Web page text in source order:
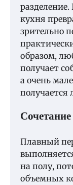
разделение.
кухня
зрительно
образом,
получает
а очень
получается
Плавный
на полу,
объемных